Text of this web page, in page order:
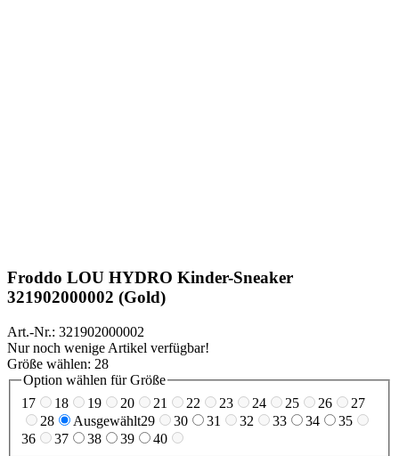
Froddo LOU HYDRO Kinder-Sneaker
321902000002 (Gold)
Art.-Nr.: 321902000002
Nur noch wenige Artikel verfügbar!
Größe wählen: 28
Option wählen für Größe
17
18 19 20 21 22 23 24 25 26
27
28
Ausgewählt29 30 31 32 33 34
35
36
37 38 39
40